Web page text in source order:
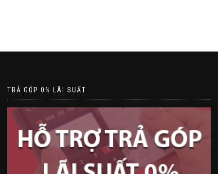
TRẢ GÓP 0% LÃI SUẤT